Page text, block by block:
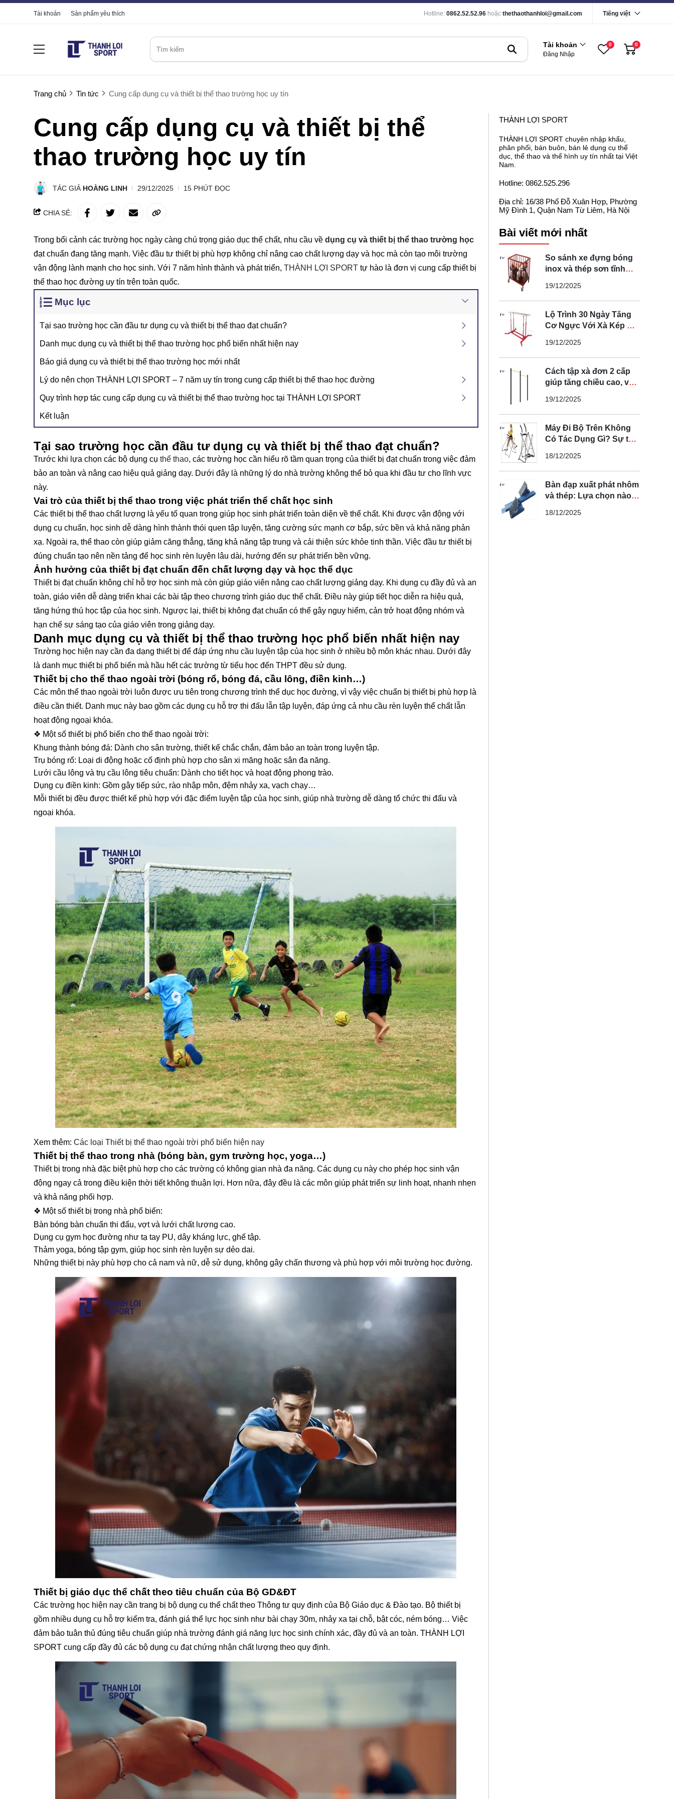
Tài khoản Sản phẩm yêu thích Hotline: 0862.52.52.96 hoặc thethaothanhloi@gmail.com Tiếng việt
Tài khoản
Đăng Nhập
0 0
Trang chủ Tin tức Cung cấp dụng cụ và thiết bị thể thao trường học uy tín
Cung cấp dụng cụ và thiết bị thể
thao trường học uy tín
TÁC GIẢ HOÀNG LINH 29/12/2025 15 PHÚT ĐỌC
CHIA SẺ:
Trong bối cảnh các trường học ngày càng chú trọng giáo dục thể chất, nhu cầu về dụng cụ và thiết bị thể thao trường học
đạt chuẩn đang tăng mạnh. Việc đầu tư thiết bị phù hợp không chỉ nâng cao chất lượng dạy và học mà còn tạo môi trường
vận động lành mạnh cho học sinh. Với 7 năm hình thành và phát triển, THÀNH LỢI SPORT tự hào là đơn vị cung cấp thiết bị
thể thao học đường uy tín trên toàn quốc.
Mục lục
Tại sao trường học cần đầu tư dụng cụ và thiết bị thể thao đạt chuẩn?
Danh mục dụng cụ và thiết bị thể thao trường học phổ biến nhất hiện nay
Báo giá dụng cụ và thiết bị thể thao trường học mới nhất
Lý do nên chọn THÀNH LỢI SPORT – 7 năm uy tín trong cung cấp thiết bị thể thao học đường
Quy trình hợp tác cung cấp dụng cụ và thiết bị thể thao trường học tại THÀNH LỢI SPORT
Kết luận
Tại sao trường học cần đầu tư dụng cụ và thiết bị thể thao đạt chuẩn?
Trước khi lựa chọn các bộ dụng cụ thể thao, các trường học cần hiểu rõ tầm quan trọng của thiết bị đạt chuẩn trong việc đảm
bảo an toàn và nâng cao hiệu quả giảng dạy. Dưới đây là những lý do nhà trường không thể bỏ qua khi đầu tư cho lĩnh vực
này.
Vai trò của thiết bị thể thao trong việc phát triển thể chất học sinh
Các thiết bị thể thao chất lượng là yếu tố quan trọng giúp học sinh phát triển toàn diện về thể chất. Khi được vận động với
dụng cụ chuẩn, học sinh dễ dàng hình thành thói quen tập luyện, tăng cường sức mạnh cơ bắp, sức bền và khả năng phản
xạ. Ngoài ra, thể thao còn giúp giảm căng thẳng, tăng khả năng tập trung và cải thiện sức khỏe tinh thần. Việc đầu tư thiết bị
đúng chuẩn tạo nên nền tảng để học sinh rèn luyện lâu dài, hướng đến sự phát triển bền vững.
Ảnh hưởng của thiết bị đạt chuẩn đến chất lượng dạy và học thể dục
Thiết bị đạt chuẩn không chỉ hỗ trợ học sinh mà còn giúp giáo viên nâng cao chất lượng giảng dạy. Khi dụng cụ đầy đủ và an
toàn, giáo viên dễ dàng triển khai các bài tập theo chương trình giáo dục thể chất. Điều này giúp tiết học diễn ra hiệu quả,
tăng hứng thú học tập của học sinh. Ngược lại, thiết bị không đạt chuẩn có thể gây nguy hiểm, cản trở hoạt động nhóm và
hạn chế sự sáng tạo của giáo viên trong giảng dạy.
Danh mục dụng cụ và thiết bị thể thao trường học phổ biến nhất hiện nay
Trường học hiện nay cần đa dạng thiết bị để đáp ứng nhu cầu luyện tập của học sinh ở nhiều bộ môn khác nhau. Dưới đây
là danh mục thiết bị phổ biến mà hầu hết các trường từ tiểu học đến THPT đều sử dụng.
Thiết bị cho thể thao ngoài trời (bóng rổ, bóng đá, cầu lông, điền kinh…)
Các môn thể thao ngoài trời luôn được ưu tiên trong chương trình thể dục học đường, vì vậy việc chuẩn bị thiết bị phù hợp là
điều cần thiết. Danh mục này bao gồm các dụng cụ hỗ trợ thi đấu lẫn tập luyện, đáp ứng cả nhu cầu rèn luyện thể chất lẫn
hoạt động ngoại khóa.
❖ Một số thiết bị phổ biến cho thể thao ngoài trời:
Khung thành bóng đá: Dành cho sân trường, thiết kế chắc chắn, đảm bảo an toàn trong luyện tập.
Trụ bóng rổ: Loại di động hoặc cố định phù hợp cho sân xi măng hoặc sân đa năng.
Lưới cầu lông và trụ cầu lông tiêu chuẩn: Dành cho tiết học và hoạt động phong trào.
Dụng cụ điền kinh: Gồm gậy tiếp sức, rào nhập môn, đệm nhảy xa, vạch chạy…
Mỗi thiết bị đều được thiết kế phù hợp với đặc điểm luyện tập của học sinh, giúp nhà trường dễ dàng tổ chức thi đấu và
ngoại khóa.
Xem thêm: Các loại Thiết bị thể thao ngoài trời phổ biến hiện nay
Thiết bị thể thao trong nhà (bóng bàn, gym trường học, yoga…)
Thiết bị trong nhà đặc biệt phù hợp cho các trường có không gian nhà đa năng. Các dụng cụ này cho phép học sinh vận
động ngay cả trong điều kiện thời tiết không thuận lợi. Hơn nữa, đây đều là các môn giúp phát triển sự linh hoạt, nhanh nhẹn
và khả năng phối hợp.
❖ Một số thiết bị trong nhà phổ biến:
Bàn bóng bàn chuẩn thi đấu, vợt và lưới chất lượng cao.
Dụng cụ gym học đường như tạ tay PU, dây kháng lực, ghế tập.
Thảm yoga, bóng tập gym, giúp học sinh rèn luyện sự dẻo dai.
Những thiết bị này phù hợp cho cả nam và nữ, dễ sử dụng, không gây chấn thương và phù hợp với môi trường học đường.
Thiết bị giáo dục thể chất theo tiêu chuẩn của Bộ GD&ĐT
Các trường học hiện nay cần trang bị bộ dụng cụ thể chất theo Thông tư quy định của Bộ Giáo dục & Đào tạo. Bộ thiết bị
gồm nhiều dụng cụ hỗ trợ kiểm tra, đánh giá thể lực học sinh như bài chạy 30m, nhảy xa tại chỗ, bật cóc, ném bóng… Việc
đảm bảo tuân thủ đúng tiêu chuẩn giúp nhà trường đánh giá năng lực học sinh chính xác, đầy đủ và an toàn. THÀNH LỢI
SPORT cung cấp đầy đủ các bộ dụng cụ đạt chứng nhận chất lượng theo quy định.
THÀNH LỢI SPORT
THÀNH LỢI SPORT chuyên nhập khẩu,
phân phối, bán buôn, bán lẻ dụng cụ thể
dục, thể thao và thể hình uy tín nhất tại Việt
Nam.
Hotline: 0862.525.296
Địa chỉ: 16/38 Phố Đỗ Xuân Hợp, Phường
Mỹ Đình 1, Quận Nam Từ Liêm, Hà Nội
Bài viết mới nhất
So sánh xe đựng bóng
inox và thép sơn tĩnh
19/12/2025
Lộ Trình 30 Ngày Tăng
Cơ Ngực Với Xà Kép Di
19/12/2025
Cách tập xà đơn 2 cấp
giúp tăng chiều cao, vóc
19/12/2025
Máy Đi Bộ Trên Không
Có Tác Dụng Gì? Sự thật
18/12/2025
Bàn đạp xuất phát nhôm
và thép: Lựa chọn nào
18/12/2025